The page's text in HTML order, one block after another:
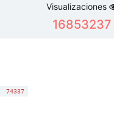
Visualizaciones
16853237
74337